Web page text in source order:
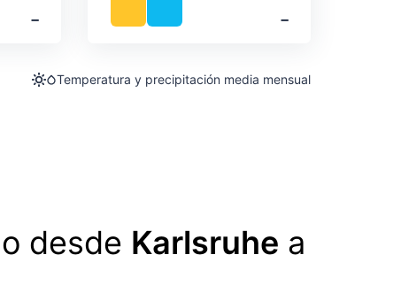
‐ ‐
Temperatura y precipitación media mensual
desde Karlsruhe a